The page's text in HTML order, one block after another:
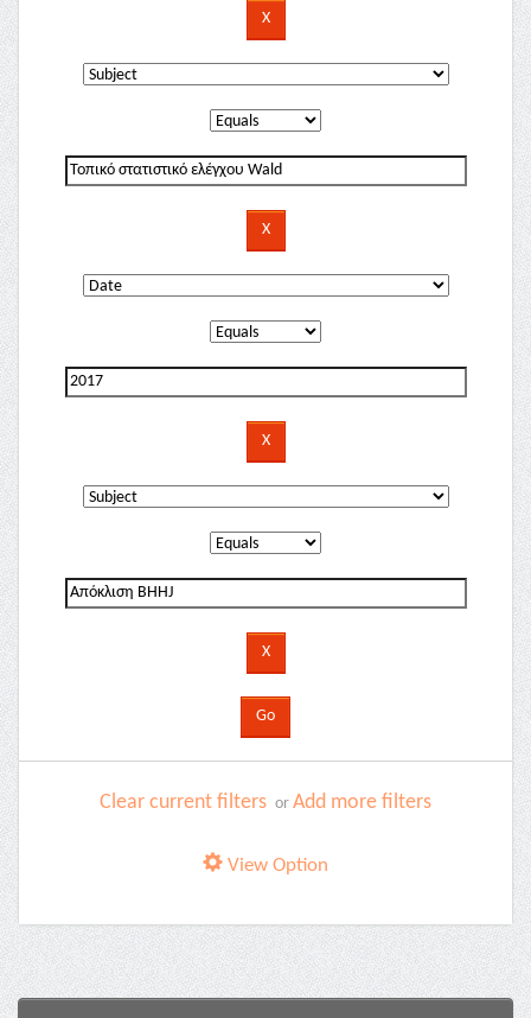
Clear current filters or Add more filters
View Option